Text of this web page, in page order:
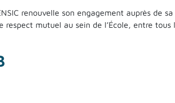
renouvelle son engagement auprès de
mutuel au sein de l’École, entre tous
mois de sensibilisation à l’ENSIC